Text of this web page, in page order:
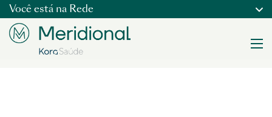
Você está na Rede